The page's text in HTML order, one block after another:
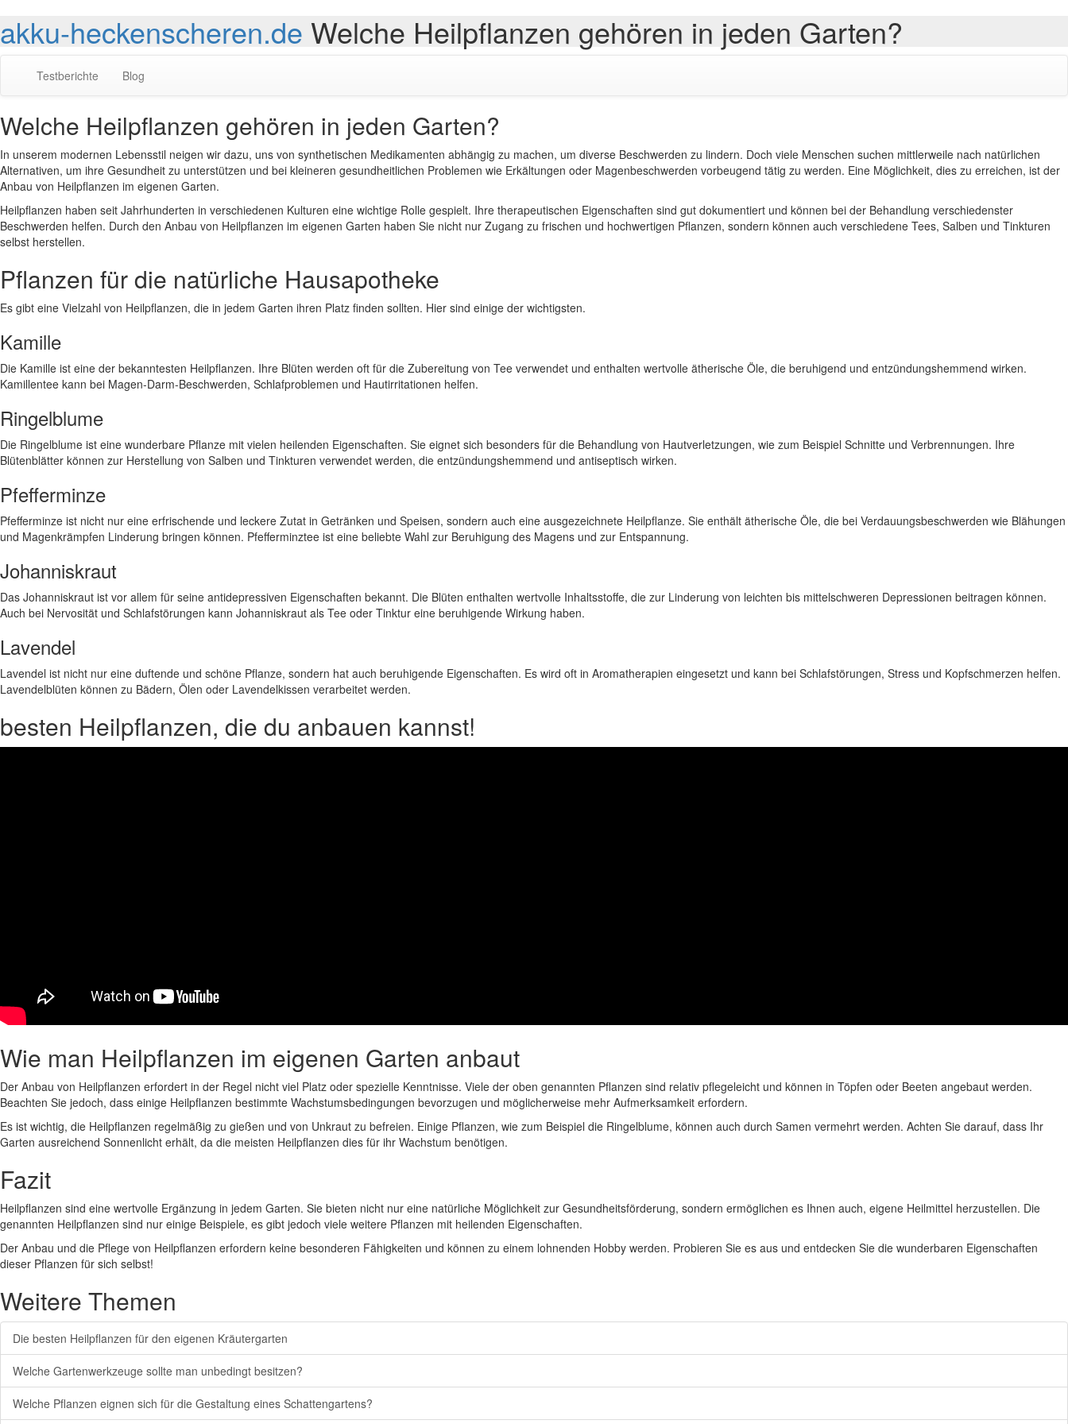
akku-heckenscheren.de Welche Heilpflanzen gehören in jeden Garten?
Testberichte Blog
Welche Heilpflanzen gehören in jeden Garten?
In unserem modernen Lebensstil neigen wir dazu, uns von synthetischen Medikamenten abhängig zu machen, um diverse Beschwerden zu lindern. Doch viele Menschen suchen mittlerweile nach natürlichen
Alternativen, um ihre Gesundheit zu unterstützen und bei kleineren gesundheitlichen Problemen wie Erkältungen oder Magenbeschwerden vorbeugend tätig zu werden. Eine Möglichkeit, dies zu erreichen, ist der
Anbau von Heilpflanzen im eigenen Garten.
Heilpflanzen haben seit Jahrhunderten in verschiedenen Kulturen eine wichtige Rolle gespielt. Ihre therapeutischen Eigenschaften sind gut dokumentiert und können bei der Behandlung verschiedenster
Beschwerden helfen. Durch den Anbau von Heilpflanzen im eigenen Garten haben Sie nicht nur Zugang zu frischen und hochwertigen Pflanzen, sondern können auch verschiedene Tees, Salben und Tinkturen
selbst herstellen.
Pflanzen für die natürliche Hausapotheke
Es gibt eine Vielzahl von Heilpflanzen, die in jedem Garten ihren Platz finden sollten. Hier sind einige der wichtigsten.
Kamille
Die Kamille ist eine der bekanntesten Heilpflanzen. Ihre Blüten werden oft für die Zubereitung von Tee verwendet und enthalten wertvolle ätherische Öle, die beruhigend und entzündungshemmend wirken.
Kamillentee kann bei Magen-Darm-Beschwerden, Schlafproblemen und Hautirritationen helfen.
Ringelblume
Die Ringelblume ist eine wunderbare Pflanze mit vielen heilenden Eigenschaften. Sie eignet sich besonders für die Behandlung von Hautverletzungen, wie zum Beispiel Schnitte und Verbrennungen. Ihre
Blütenblätter können zur Herstellung von Salben und Tinkturen verwendet werden, die entzündungshemmend und antiseptisch wirken.
Pfefferminze
Pfefferminze ist nicht nur eine erfrischende und leckere Zutat in Getränken und Speisen, sondern auch eine ausgezeichnete Heilpflanze. Sie enthält ätherische Öle, die bei Verdauungsbeschwerden wie Blähungen
und Magenkrämpfen Linderung bringen können. Pfefferminztee ist eine beliebte Wahl zur Beruhigung des Magens und zur Entspannung.
Johanniskraut
Das Johanniskraut ist vor allem für seine antidepressiven Eigenschaften bekannt. Die Blüten enthalten wertvolle Inhaltsstoffe, die zur Linderung von leichten bis mittelschweren Depressionen beitragen können.
Auch bei Nervosität und Schlafstörungen kann Johanniskraut als Tee oder Tinktur eine beruhigende Wirkung haben.
Lavendel
Lavendel ist nicht nur eine duftende und schöne Pflanze, sondern hat auch beruhigende Eigenschaften. Es wird oft in Aromatherapien eingesetzt und kann bei Schlafstörungen, Stress und Kopfschmerzen helfen.
Lavendelblüten können zu Bädern, Ölen oder Lavendelkissen verarbeitet werden.
besten Heilpflanzen, die du anbauen kannst!
Wie man Heilpflanzen im eigenen Garten anbaut
Der Anbau von Heilpflanzen erfordert in der Regel nicht viel Platz oder spezielle Kenntnisse. Viele der oben genannten Pflanzen sind relativ pflegeleicht und können in Töpfen oder Beeten angebaut werden.
Beachten Sie jedoch, dass einige Heilpflanzen bestimmte Wachstumsbedingungen bevorzugen und möglicherweise mehr Aufmerksamkeit erfordern.
Es ist wichtig, die Heilpflanzen regelmäßig zu gießen und von Unkraut zu befreien. Einige Pflanzen, wie zum Beispiel die Ringelblume, können auch durch Samen vermehrt werden. Achten Sie darauf, dass Ihr
Garten ausreichend Sonnenlicht erhält, da die meisten Heilpflanzen dies für ihr Wachstum benötigen.
Fazit
Heilpflanzen sind eine wertvolle Ergänzung in jedem Garten. Sie bieten nicht nur eine natürliche Möglichkeit zur Gesundheitsförderung, sondern ermöglichen es Ihnen auch, eigene Heilmittel herzustellen. Die
genannten Heilpflanzen sind nur einige Beispiele, es gibt jedoch viele weitere Pflanzen mit heilenden Eigenschaften.
Der Anbau und die Pflege von Heilpflanzen erfordern keine besonderen Fähigkeiten und können zu einem lohnenden Hobby werden. Probieren Sie es aus und entdecken Sie die wunderbaren Eigenschaften
dieser Pflanzen für sich selbst!
Weitere Themen
Die besten Heilpflanzen für den eigenen Kräutergarten
Welche Gartenwerkzeuge sollte man unbedingt besitzen?
Welche Pflanzen eignen sich für die Gestaltung eines Schattengartens?